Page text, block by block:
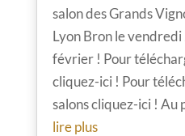
salon des Grands
Lyon Bron le
février ! Pour
cliquez-ici ! Pour
salons cliquez-ici ! Au
lire plus